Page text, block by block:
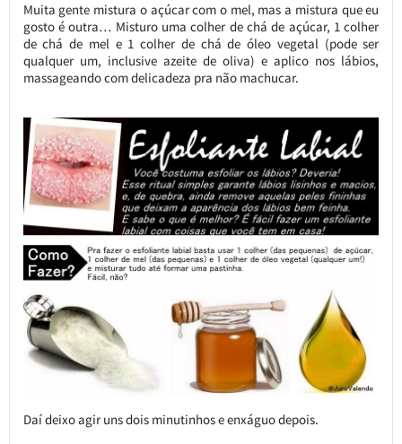
Muita gente mistura o açúcar com o mel, mas a mistura que eu
gosto é outra… Misturo uma colher de chá de açúcar, 1 colher
de chá de mel e 1 colher de chá de óleo vegetal (pode ser
qualquer um, inclusive azeite de oliva) e aplico nos lábios,
massageando com delicadeza pra não machucar.
Daí deixo agir uns dois minutinhos e enxáguo depois.